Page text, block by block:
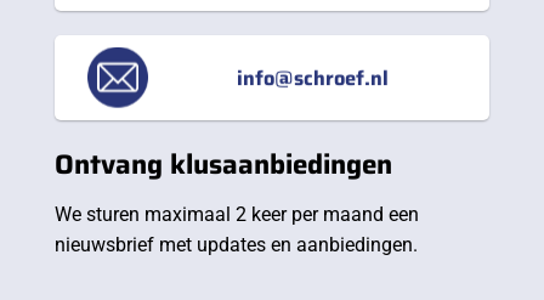
info@schroef.nl
Ontvang klusaanbiedingen
We sturen maximaal 2 keer per maand een
nieuwsbrief met updates en aanbiedingen.